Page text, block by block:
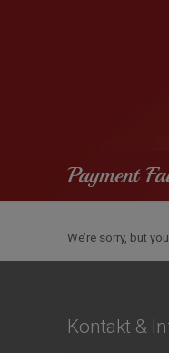
Payment
We’re sorry, but
Kontakt &